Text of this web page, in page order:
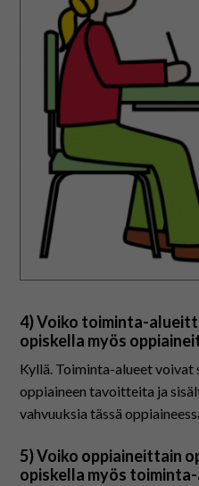
4) Voiko toiminta-
opiskella myös
Kyllä. Toiminta-alueet
oppiaineen tavoitteita ja
vahvuuksia tässä
5) Voiko oppiaineittain
opiskella myös